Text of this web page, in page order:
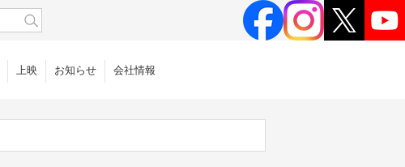
上映 お知らせ 会社情報